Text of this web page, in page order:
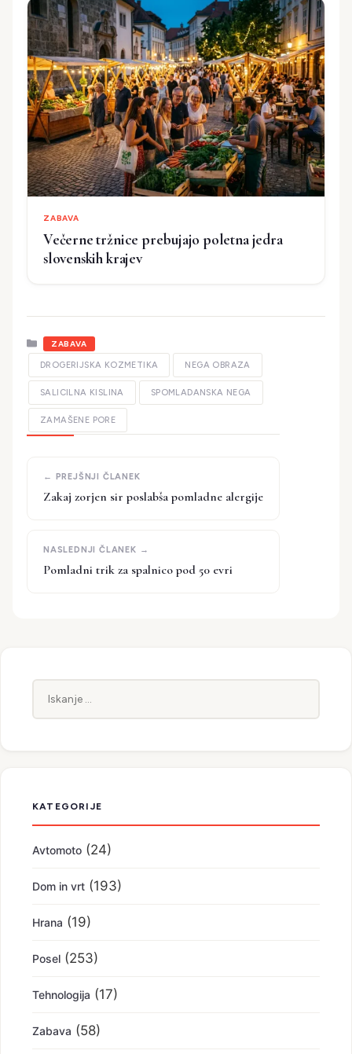
ZABAVA
Večerne tržnice prebujajo poletna jedra
slovenskih krajev
Kategorije
ZABAVA
DROGERIJSKA KOZMETIKA NEGA OBRAZA
SALICILNA KISLINA SPOMLADANSKA NEGA
ZAMAŠENE PORE
Zakaj zorjen sir poslabša pomladne alergije
Pomladni trik za spalnico pod 50 evri
KATEGORIJE
Avtomoto (24)
Dom in vrt (193)
Hrana (19)
Posel (253)
Tehnologija (17)
Zabava (58)